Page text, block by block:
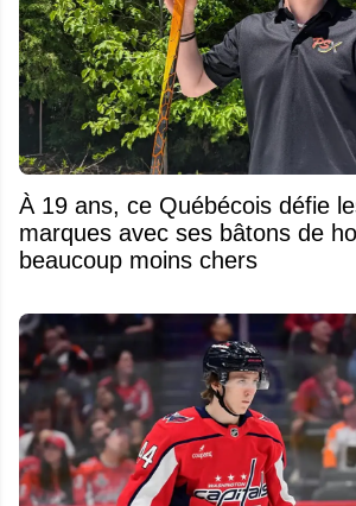
À 19 ans, ce Québécois défie
marques avec ses bâtons de
beaucoup moins chers